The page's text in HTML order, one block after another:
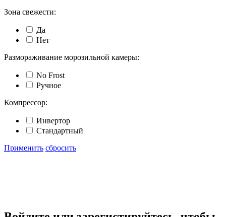
Зона свежести:
Да
Нет
Размораживание морозильной камеры:
No Frost
Ручное
Компрессор:
Инвертор
Стандартный
Применить сбросить